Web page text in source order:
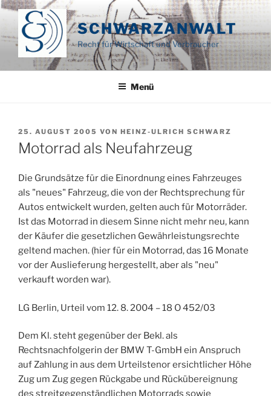
Zum
springen
SCHWARZANWALT
Recht für Wirtschaft und Verbraucher
Menü
VERÖFFENTLICHT
AM
25. AUGUST 2005 VON HEINZ-ULRICH SCHWARZ
Motorrad als Neufahrzeug
Die Grundsätze für die Einordnung eines Fahrzeuges
als "neues" Fahrzeug, die von der Rechtsprechung für
Autos entwickelt wurden, gelten auch für Motorräder.
Ist das Motorrad in diesem Sinne nicht mehr neu, kann
der Käufer die gesetzlichen Gewährleistungsrechte
geltend machen. (hier für ein Motorrad, das 16 Monate
vor der Auslieferung hergestellt, aber als "neu"
verkauft worden war).
LG Berlin, Urteil vom 12. 8. 2004 – 18 O 452/03
Dem Kl. steht gegenüber der Bekl. als
Rechtsnachfolgerin der BMW T-GmbH ein Anspruch
auf Zahlung in aus dem Urteilstenor ersichtlicher Höhe
Zug um Zug gegen Rückgabe und Rückübereignung
des streitgegenständlichen Motorrads sowie